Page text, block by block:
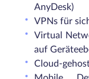
AnyDesk)
VPNs für
Virtual
auf
Cloud-